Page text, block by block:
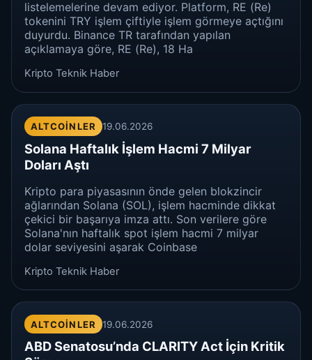
listelemelerine devam ediyor. Platform, RE (Re)
tokenini TRY işlem çiftiyle işlem görmeye açtığını
duyurdu. Binance TR tarafından yapılan
açıklamaya göre, RE (Re), 18 Ha
Kripto Teknik Haber
ALTCOINLER 19.06.2026
Solana Haftalık İşlem Hacmi 7 Milyar
Doları Aştı
Kripto para piyasasının önde gelen blokzincir
ağlarından Solana (SOL), işlem hacminde dikkat
çekici bir başarıya imza attı. Son verilere göre
Solana'nın haftalık spot işlem hacmi 7 milyar
dolar seviyesini aşarak Coinbase
Kripto Teknik Haber
ALTCOINLER 19.06.2026
ABD Senatosu’nda CLARITY Act İçin Kritik